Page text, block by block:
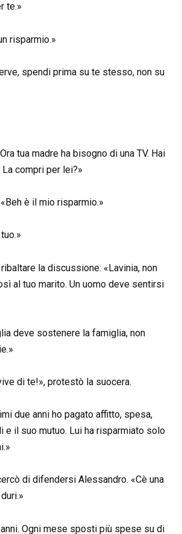
te.»
risparmio.»
spendi prima su te stesso, non su
tua madre ha bisogno di una TV. Hai
compri per lei?»
è il mio risparmio.»
la discussione: «Lavinia, non
al tuo marito. Un uomo deve sentirsi
deve sostenere la famiglia, non
di te!», protestò la suocera.
due anni ho pagato affitto, spesa,
e il suo mutuo. Lui ha risparmiato solo
di difendersi Alessandro. «Cè una
Ogni mese sposti più spese su di